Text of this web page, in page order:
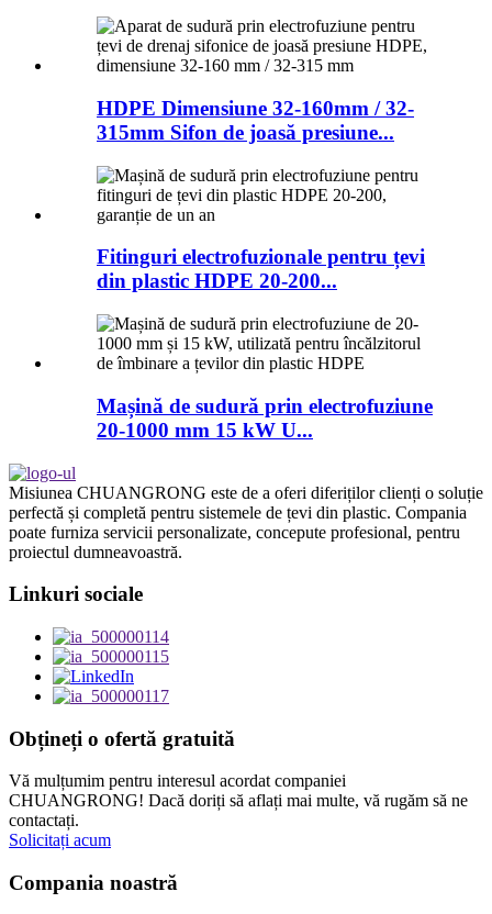
HDPE Dimensiune 32-160mm / 32-
315mm Sifon de joasă presiune...
Fitinguri electrofuzionale pentru țevi
din plastic HDPE 20-200...
Mașină de sudură prin electrofuziune
20-1000 mm 15 kW U...
Misiunea CHUANGRONG este de a oferi diferiților clienți o soluție
perfectă și completă pentru sistemele de țevi din plastic. Compania
poate furniza servicii personalizate, concepute profesional, pentru
proiectul dumneavoastră.
Linkuri sociale
Obțineți o ofertă gratuită
Vă mulțumim pentru interesul acordat companiei
CHUANGRONG! Dacă doriți să aflați mai multe, vă rugăm să ne
contactați.
Solicitați acum
Compania noastră